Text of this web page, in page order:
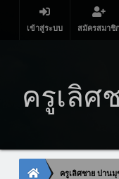
เข้าสู่ระบบ สมัครสมาชิ
ครูเลิศ
ครูเลิศชาย ปานมุ